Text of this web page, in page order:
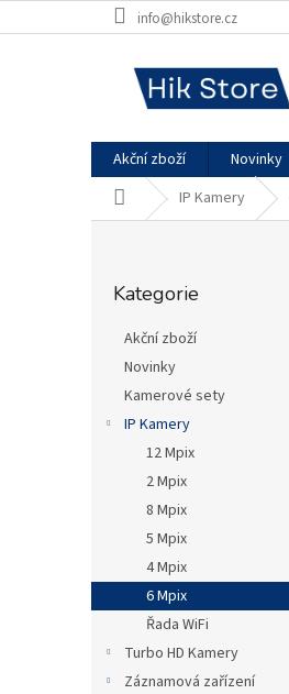
na
info@hikstore.cz
Akční zboží Novinky
Domů IP Kamery
kategorie
Kategorie
Akční zboží
Novinky
Kamerové sety
IP Kamery
12 Mpix
2 Mpix
8 Mpix
5 Mpix
4 Mpix
6 Mpix
Řada WiFi
Turbo HD Kamery
Záznamová zařízení